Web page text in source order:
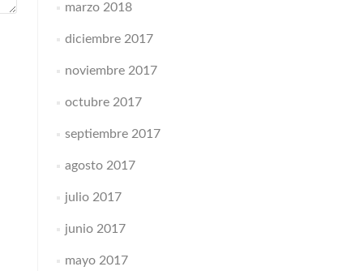
marzo 2018
diciembre 2017
noviembre 2017
octubre 2017
septiembre 2017
agosto 2017
julio 2017
junio 2017
mayo 2017